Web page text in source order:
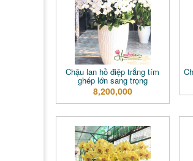
Chậu lan hồ điệp trắng tím
ghép lớn sang trọng
8,200,000